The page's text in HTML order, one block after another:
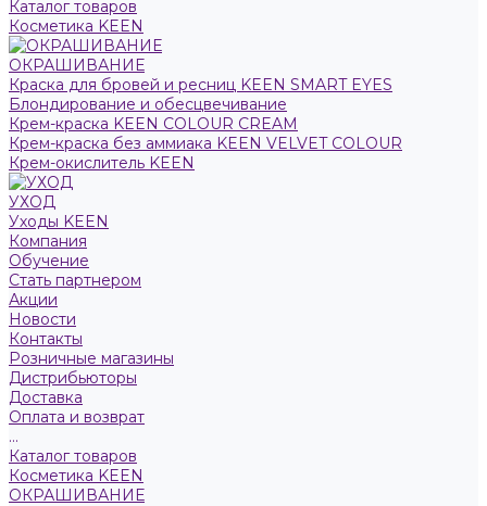
Каталог товаров
Косметика KEEN
ОКРАШИВАНИЕ
Краска для бровей и ресниц KEEN SMART EYES
Блондирование и обесцвечивание
Крем-краска KEEN COLOUR CREAM
Крем-краска без аммиака KEEN VELVET COLOUR
Крем-окислитель KEEN
УХОД
Уходы KEEN
Компания
Обучение
Стать партнером
Акции
Новости
Контакты
Розничные магазины
Дистрибьюторы
Доставка
Оплата и возврат
...
Каталог товаров
Косметика KEEN
ОКРАШИВАНИЕ